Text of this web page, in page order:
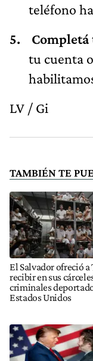
teléfono
Completá
tu cuenta
LV / Gi
TAMBIÉN TE
El Salvador ofreció
recibir en sus
criminales
Estados Unidos